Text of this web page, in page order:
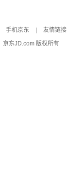
手机京东 友情链接
京东JD.com 版权所有